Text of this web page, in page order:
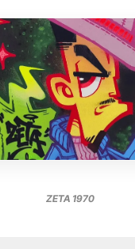
ZETA 1970